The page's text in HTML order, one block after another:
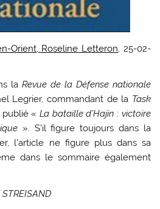
Orient, Roseline Letteron, 25-02-
la Revue de la Défense nationale
Legrier, commandant de la Task
publié «La bataille d’Hajin : victoire
». S’il figure toujours dans la
l’article ne figure plus dans sa
dans le sommaire également